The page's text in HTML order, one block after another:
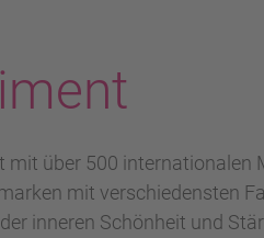
mit über 500
mit verschiedensten
inneren Schönheit und